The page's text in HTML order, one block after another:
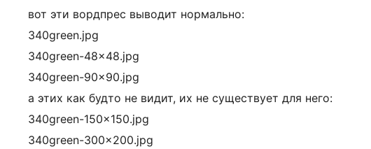
вот эти вордпрес выводит нормально:
340green.jpg
340green-48×48.jpg
340green-90×90.jpg
а этих как будто не видит, их не существует для него:
340green-150×150.jpg
340green-300×200.jpg